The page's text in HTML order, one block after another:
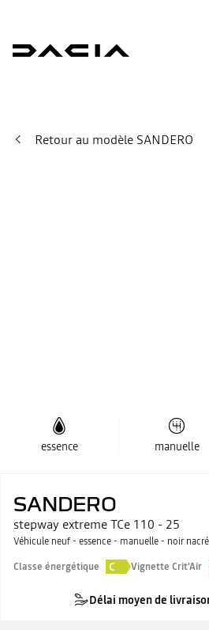
Retour au modèle SANDERO
essence manuelle
SANDERO
stepway extreme TCe 110 - 25
Véhicule neuf - essence - manuelle - noir nacré
Classe énergétique
C Vignette Crit'Air
Délai moyen de